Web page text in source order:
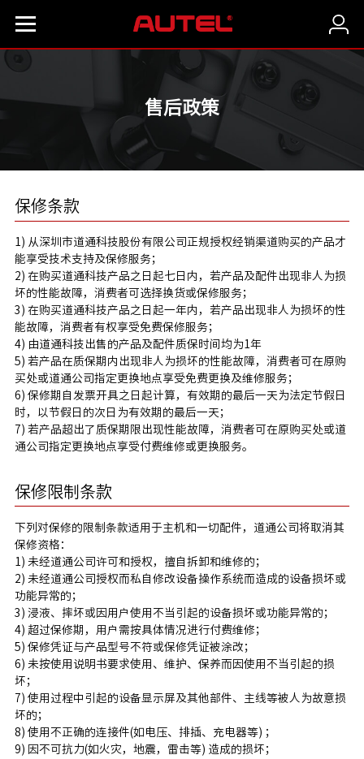
售后政策
保修条款
1) 从深圳市道通科技股份有限公司正规授权经销渠道购买的产品才
能享受技术支持及保修服务；
2) 在购买道通科技产品之日起七日内，若产品及配件出现非人为损
坏的性能故障，消费者可选择换货或保修服务；
3) 在购买道通科技产品之日起一年内，若产品出现非人为损坏的性
能故障，消费者有权享受免费保修服务；
4) 由道通科技出售的产品及配件质保时间均为1年
5) 若产品在质保期内出现非人为损坏的性能故障，消费者可在原购
买处或道通公司指定更换地点享受免费更换及维修服务；
6) 保修期自发票开具之日起计算，有效期的最后一天为法定节假日
时，以节假日的次日为有效期的最后一天；
7) 若产品超出了质保期限出现性能故障，消费者可在原购买处或道
通公司指定更换地点享受付费维修或更换服务。
保修限制条款
下列对保修的限制条款适用于主机和一切配件，道通公司将取消其
保修资格：
1) 未经道通公司许可和授权，擅自拆卸和维修的；
2) 未经道通公司授权而私自修改设备操作系统而造成的设备损坏或
功能异常的；
3) 浸液、摔坏或因用户使用不当引起的设备损坏或功能异常的；
4) 超过保修期，用户需按具体情况进行付费维修；
5) 保修凭证与产品型号不符或保修凭证被涂改；
6) 未按使用说明书要求使用、维护、保养而因使用不当引起的损
坏；
7) 使用过程中引起的设备显示屏及其他部件、主线等被人为故意损
坏的；
8) 使用不正确的连接件(如电压、排插、充电器等) ；
9) 因不可抗力(如火灾，地震，雷击等) 造成的损坏；